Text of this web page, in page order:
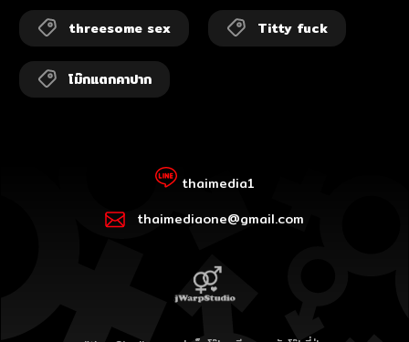
threesome sex Titty fuck
โม๊กแตกคาปาก
thaimedia1
thaimediaone@gmail.com